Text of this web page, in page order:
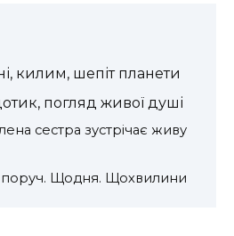
килим, шепіт планети
погляд живої душі
сестра зустрічає живу
Щодня. Щохвилини